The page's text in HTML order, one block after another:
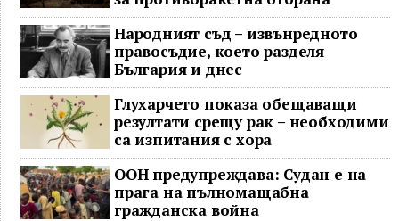
Народният съд – извънредното
правосъдие, което разделя
България и днес
Глухарчето показа обещаващи
резултати срещу рак – необходими
са изпитания с хора
ООН предупреждава: Судан е на
прага на пълномащабна
гражданска война